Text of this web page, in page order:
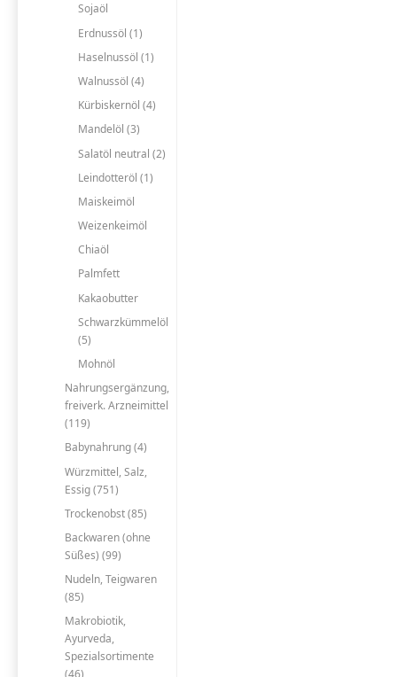
Sojaöl
Erdnussöl (1)
Haselnussöl (1)
Walnussöl (4)
Kürbiskernöl (4)
Mandelöl (3)
Salatöl neutral (2)
Leindotteröl (1)
Maiskeimöl
Weizenkeimöl
Chiaöl
Palmfett
Kakaobutter
Schwarzkümmelöl
(5)
Mohnöl
Nahrungsergänzung,
freiverk. Arzneimittel
(119)
Babynahrung (4)
Würzmittel, Salz,
Essig (751)
Trockenobst (85)
Backwaren (ohne
Süßes) (99)
Nudeln, Teigwaren
(85)
Makrobiotik,
Ayurveda,
Spezialsortimente